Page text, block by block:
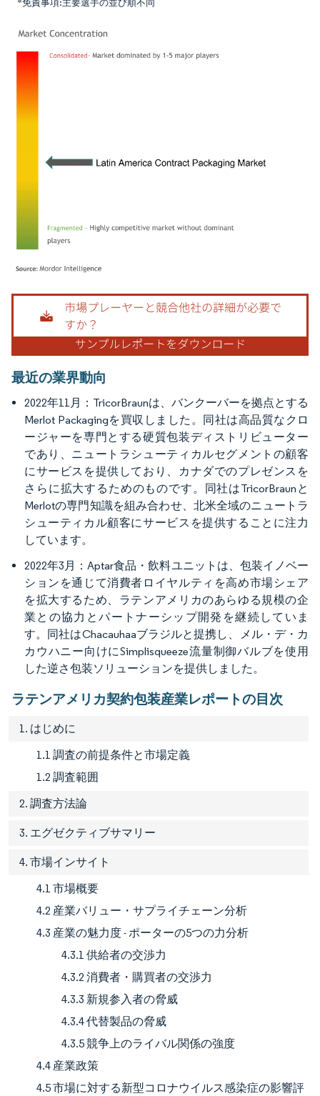
*免責事項:主要選手の並び順不同
画像 © Mordor Intelligence。再利用にはCC BY 4.0の表示が必要です。
最近の業界動向
2022年11月：TricorBraunは、バンクーバーを拠点とする
Merlot Packagingを買収しました。同社は高品質なクロ
ージャーを専門とする硬質包装ディストリビューター
であり、ニュートラシューティカルセグメントの顧客
にサービスを提供しており、カナダでのプレゼンスを
さらに拡大するためのものです。同社はTricorBraunと
Merlotの専門知識を組み合わせ、北米全域のニュートラ
シューティカル顧客にサービスを提供することに注力
しています。
2022年3月：Aptar食品・飲料ユニットは、包装イノベー
ションを通じて消費者ロイヤルティを高め市場シェア
を拡大するため、ラテンアメリカのあらゆる規模の企
業との協力とパートナーシップ開発を継続していま
す。同社はChacauhaaブラジルと提携し、メル・デ・カ
カウハニー向けにSimplisqueeze流量制御バルブを使用
した逆さ包装ソリューションを提供しました。
ラテンアメリカ契約包装産業レポートの目次
1. はじめに
1.1 調査の前提条件と市場定義
1.2 調査範囲
2. 調査方法論
3. エグゼクティブサマリー
4. 市場インサイト
4.1 市場概要
4.2 産業バリュー・サプライチェーン分析
4.3 産業の魅力度 - ポーターの5つの力分析
4.3.1 供給者の交渉力
4.3.2 消費者・購買者の交渉力
4.3.3 新規参入者の脅威
4.3.4 代替製品の脅威
4.3.5 競争上のライバル関係の強度
4.4 産業政策
4.5 市場に対する新型コロナウイルス感染症の影響評